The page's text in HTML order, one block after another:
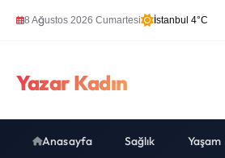
8 Ağustos 2026 Cumartesi İstanbul 4°C
Yazar Kadın
Anasayfa Sağlık Yaşam